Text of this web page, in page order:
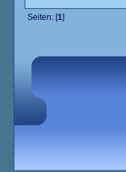
Seiten: [1]